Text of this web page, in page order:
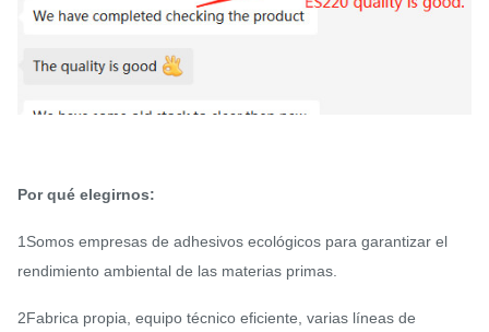
Por qué elegirnos:
1Somos empresas de adhesivos ecológicos para garantizar el
rendimiento ambiental de las materias primas.
2Fabrica propia, equipo técnico eficiente, varias líneas de